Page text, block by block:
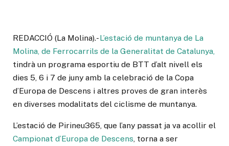
REDACCIÓ (La Molina).-L’estació de muntanya de La
Molina, de Ferrocarrils de la Generalitat de Catalunya,
tindrà un programa esportiu de BTT d’alt nivell els
dies 5, 6 i 7 de juny amb la celebració de la Copa
d’Europa de Descens i altres proves de gran interès
en diverses modalitats del ciclisme de muntanya.
L’estació de Pirineu365, que l’any passat ja va acollir el
Campionat d’Europa de Descens , torna a ser